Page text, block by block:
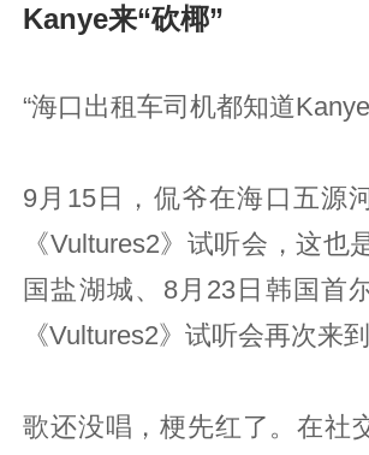
Kanye来“砍椰”
“海口出租车司机都知道
9月15日，侃爷在海口五源
《Vultures2》试听会，这也
国盐湖城、8月23日韩国首
《Vultures2》试听会再次来到
歌还没唱，梗先红了。在社